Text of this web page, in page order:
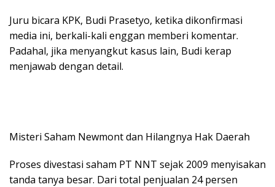
Juru bicara KPK, Budi Prasetyo, ketika dikonfirmasi
media ini, berkali-kali enggan memberi komentar.
Padahal, jika menyangkut kasus lain, Budi kerap
menjawab dengan detail.
Misteri Saham Newmont dan Hilangnya Hak Daerah
Proses divestasi saham PT NNT sejak 2009 menyisakan
tanda tanya besar. Dari total penjualan 24 persen